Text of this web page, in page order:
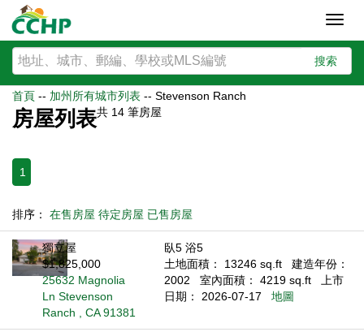
搜索
首頁 -- 加州所有城市列表 -- Stevenson Ranch
房屋列表共 14 筆房屋
1
排序： 在售房屋 待定房屋 已售房屋
獨立屋
$1,825,000
25632 Magnolia
Ln Stevenson
Ranch , CA 91381
臥5 浴5
土地面積： 13246 sq.ft
建造年份：
2002
室內面積： 4219 sq.ft
上市
日期： 2026-07-17
地圖